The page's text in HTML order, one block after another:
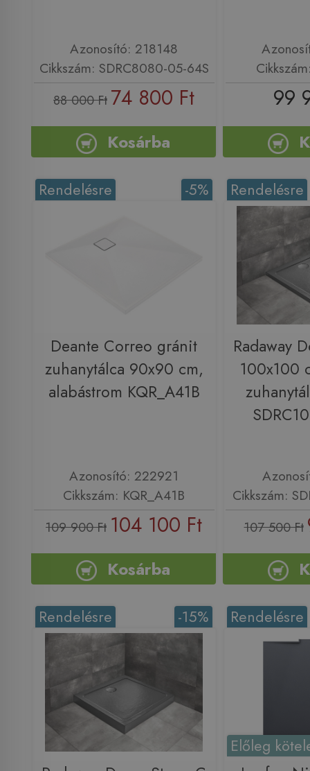
Azonosító: 218148
Cikkszám: SDRC8080-05-64S
88 000 Ft 74 800 Ft
Kosárba
99
-5%
Rendelésre
Deante Correo gránit
zuhanytálca 90x90 cm,
alabástrom KQR_A41B
Azonosító: 222921
Cikkszám: KQR_A41B
109 900 Ft 104 100 Ft
Kosárba
Rendelésre
Radaway
100x100
Cikkszám:
107 500 Ft
-15%
Rendelésre Rendelésre
Előleg